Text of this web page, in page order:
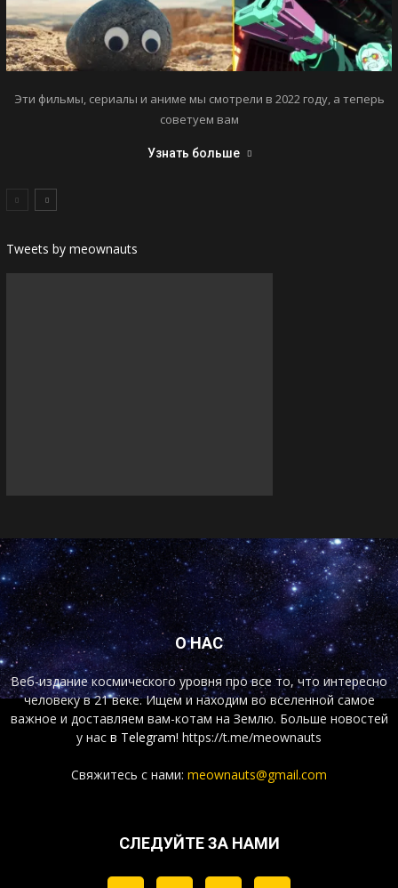
Эти фильмы, сериалы и аниме мы смотрели в 2022 году, а теперь
советуем вам
Узнать больше
Tweets by meownauts
О НАС
Веб-издание космического уровня про все то, что интересно
человеку в 21 веке. Ищем и находим во вселенной самое
важное и доставляем вам-котам на Землю. Больше новостей
у нас в Telegram! https://t.me/meownauts
Свяжитесь с нами: meownauts@gmail.com
СЛЕДУЙТЕ ЗА НАМИ